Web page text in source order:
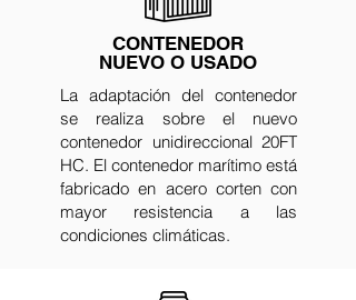
CONTENEDOR
NUEVO O USADO
La adaptación del contenedor
se realiza sobre el nuevo
contenedor unidireccional 20FT
HC. El contenedor marítimo está
fabricado en acero corten con
mayor resistencia a las
condiciones climáticas.